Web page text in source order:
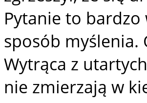
Pytanie to
sposób myślenia.
Wytrąca z
nie zmierzają w